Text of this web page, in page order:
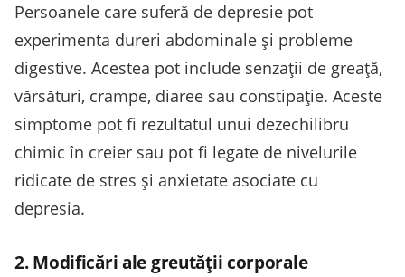
Persoanele care suferă de depresie pot
experimenta dureri abdominale și probleme
digestive. Acestea pot include senzații de greață,
vărsături, crampe, diaree sau constipație. Aceste
simptome pot fi rezultatul unui dezechilibru
chimic în creier sau pot fi legate de nivelurile
ridicate de stres și anxietate asociate cu
depresia.
2. Modificări ale greutății corporale